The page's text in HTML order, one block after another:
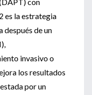
es la estrategia
de un
invasivo o
los resultados
por un